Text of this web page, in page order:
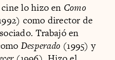
lo hizo en Como
como director de
Trabajó en
Desperado (1995) y